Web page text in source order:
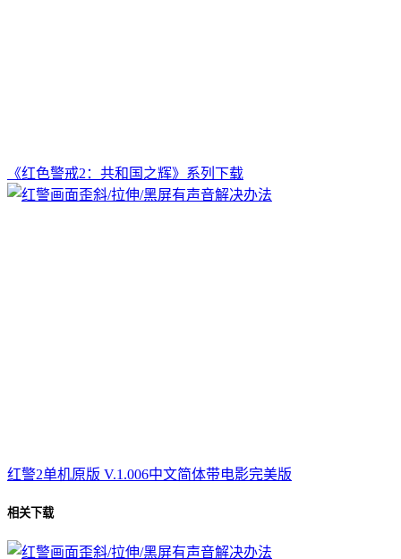
《红色警戒2：共和国之辉》系列下载
红警2单机原版 V.1.006中文简体带电影完美版
相关下载